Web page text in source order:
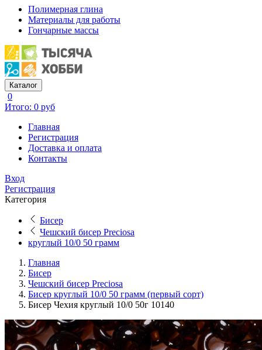
Полимерная глина
Материалы для работы
Гончарные массы
Каталог
0
Итого: 0 руб
Главная
Регистрация
Доставка и оплата
Контакты
Вход
Регистрация
Категория
Бисер
Чешский бисер Preciosa
круглый 10/0 50 грамм
Главная
Бисер
Чешский бисер Preciosa
Бисер круглый 10/0 50 грамм (первый сорт)
Бисер Чехия круглый 10/0 50г 10140